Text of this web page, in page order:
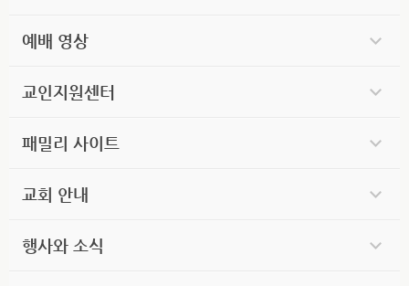
예배 영상
교인지원센터
패밀리 사이트
교회 안내
행사와 소식